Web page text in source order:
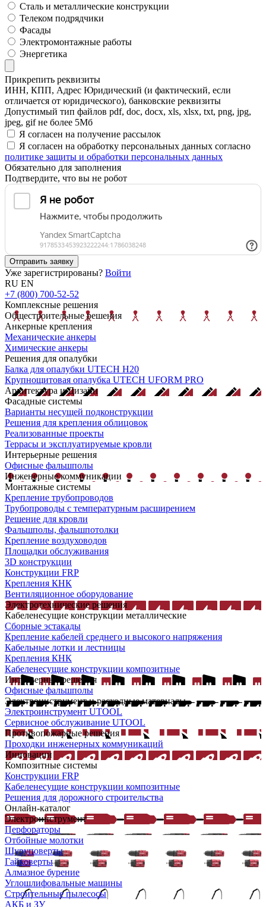
Сталь и металлические конструкции
Телеком подрядчики
Фасады
Электромонтажные работы
Энергетика
Прикрепить реквизиты
ИНН, КПП, Адрес Юридический (и фактический, если
отличается от юридического), банковские реквизиты
Допустимый тип файлов pdf, doc, docx, xls, xlsx, txt, png, jpg,
jpeg, gif не более 5Мб
Я согласен на получение рассылок
Я согласен на обработку персональных данных согласно
политике защиты и обработки персональных данных
Обязательно для заполнения
Подтвердите, что вы не робот
Отправить заявку
Уже зарегистрированы? Войти
RU EN
+7 (800) 700-52-52
Комплексные решения
Общестроительные решения
Анкерные крепления
Механические анкеры
Химические анкеры
Решения для опалубки
Балка для опалубки UTECH H20
Крупнощитовая опалубка UTECH UFORM PRO
Архитектура и Дизайн
Фасадные системы
Варианты несущей подконструкции
Решения для крепления облицовок
Реализованные проекты
Террасы и эксплуатируемые кровли
Интерьерные решения
Офисные фальшполы
Инженерные коммуникации
Монтажные системы
Крепление трубопроводов
Трубопроводы с температурным расширением
Решение для кровли
Фальшполы, фальшпотолки
Крепление воздуховодов
Площадки обслуживания
3D конструкции
Конструкции FRP
Крепления КНК
Вентиляционное оборудование
Электротехнические решения
Кабеленесущие конструкции металлические
Сборные эстакады
Крепление кабелей среднего и высокого напряжения
Кабельные лотки и лестницы
Крепления КНК
Кабеленесущие конструкции композитные
Интерьерные решения
Офисные фальшполы
Электроинструмент и расходные материалы
Электроинструмент UTOOL
Сервисное обслуживание UTOOL
Противопожарные решения
Проходки инженерных коммуникаций
Инновации
Композитные системы
Конструкции FRP
Кабеленесущие конструкции композитные
Решения для дорожного строительства
Онлайн-каталог
Электроинструмент
Перфораторы
Отбойные молотки
Шуруповерты
Гайковерты
Алмазное бурение
Углошлифовальные машины
Строительные пылесосы
АКБ и ЗУ